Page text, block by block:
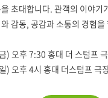
초대합니다. 관객의 이야
감동, 공감과 소통의 경험
오후 7:30 홍대 더 스텀프
오후 4시 홍대 더스텀프 극